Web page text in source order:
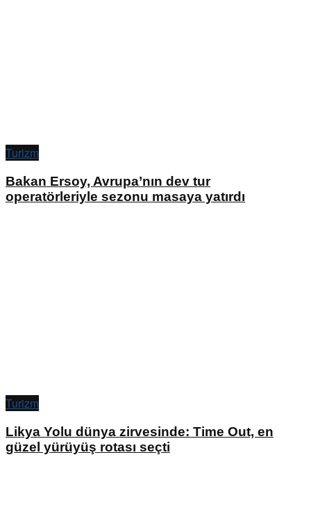
Turizm
Bakan Ersoy, Avrupa’nın dev tur
operatörleriyle sezonu masaya yatırdı
Turizm
Likya Yolu dünya zirvesinde: Time Out, en
güzel yürüyüş rotası seçti